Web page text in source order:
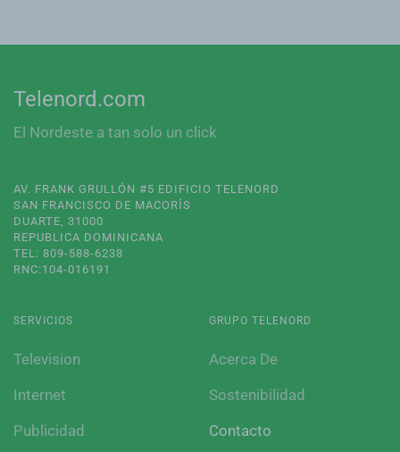
Telenord.com
El Nordeste a tan solo un click
AV. FRANK GRULLÓN #5 EDIFICIO TELENORD
SAN FRANCISCO DE MACORÍS
DUARTE, 31000
REPUBLICA DOMINICANA
TEL: 809-588-6238
RNC:104-016191
SERVICIOS
Television
Internet
Publicidad
GRUPO TELENORD
Acerca De
Sostenibilidad
Contacto